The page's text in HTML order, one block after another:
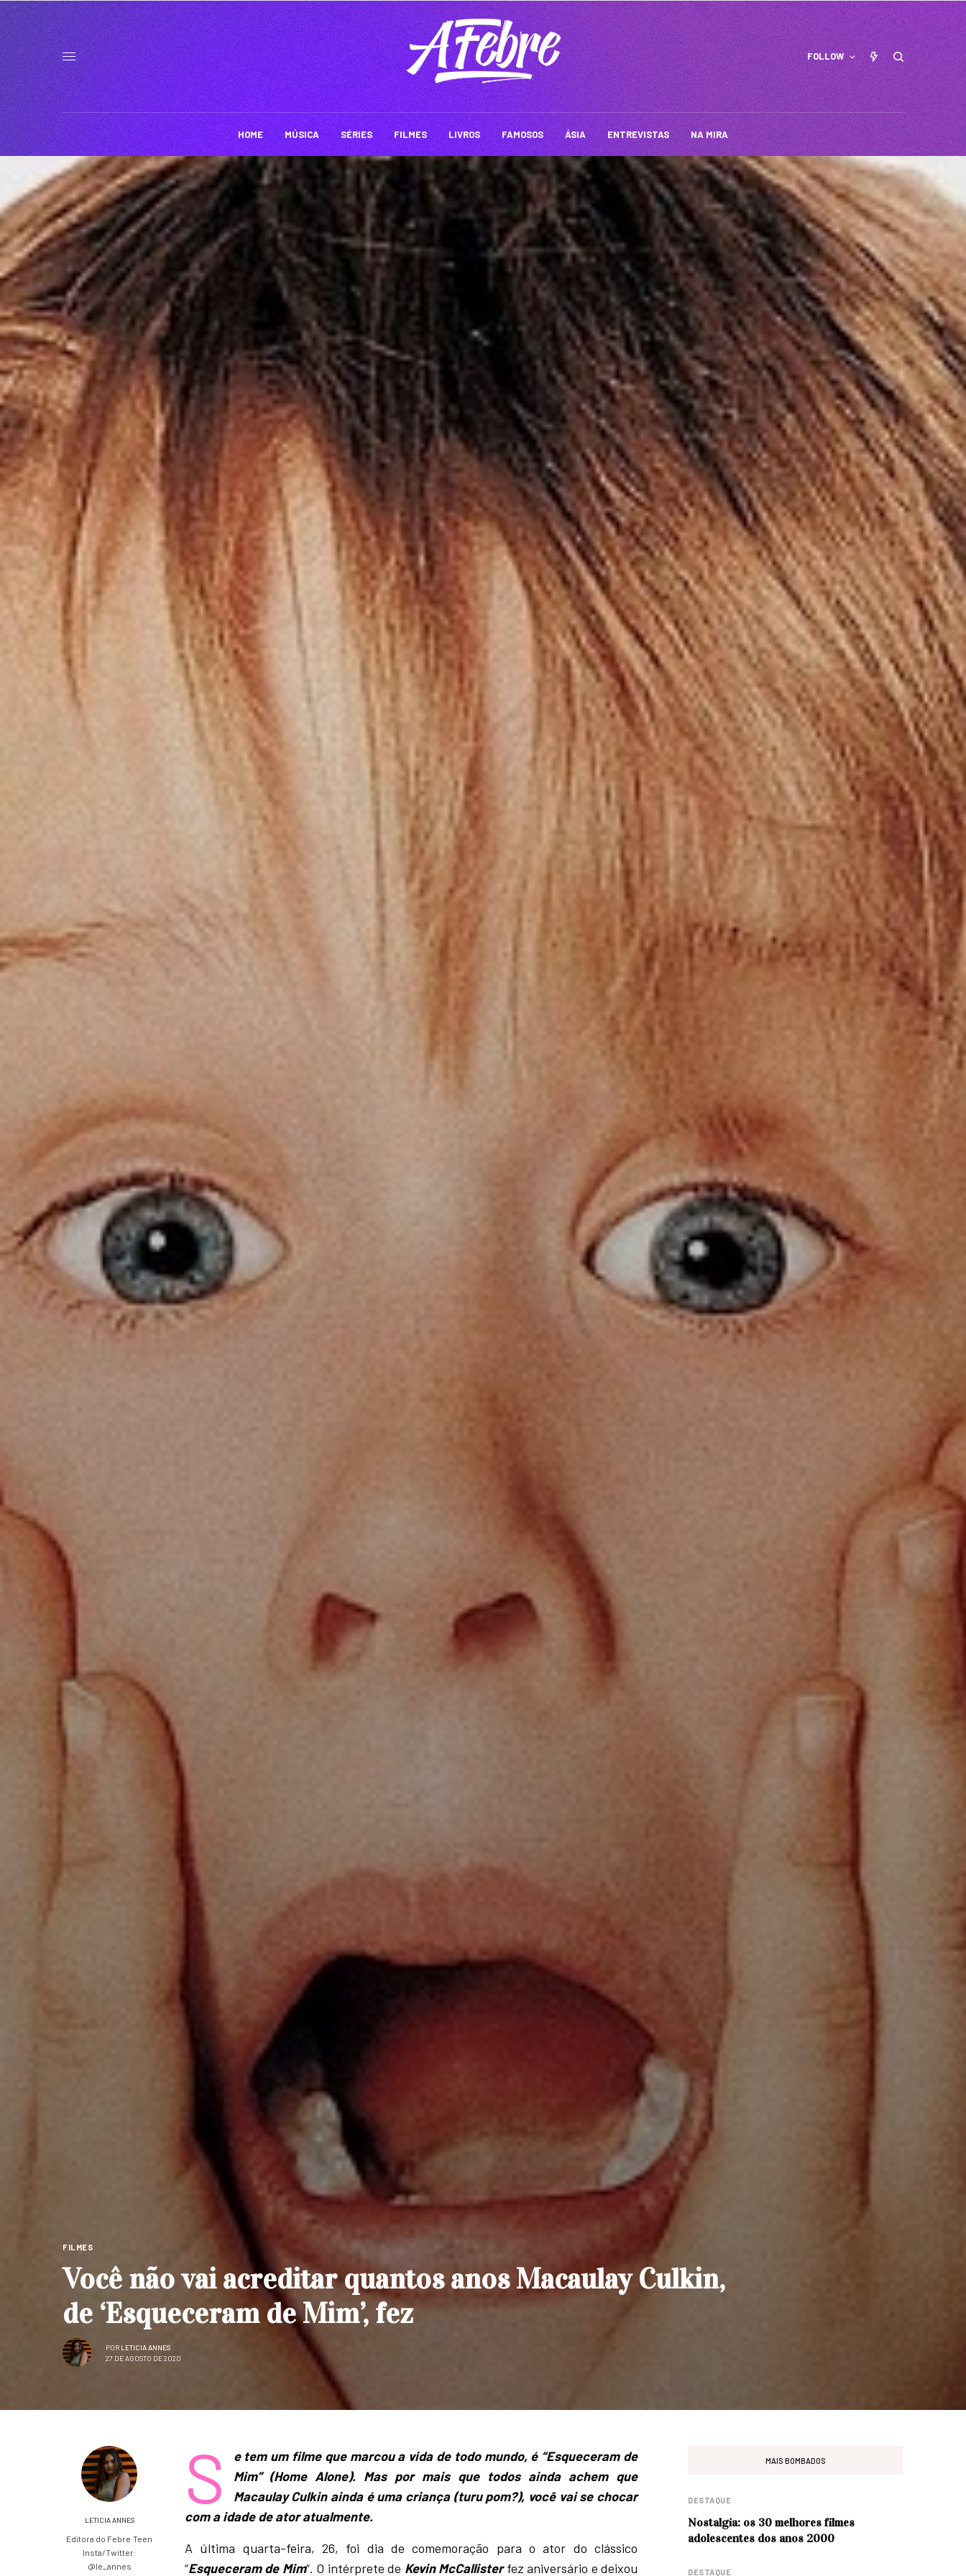
FOLLOW
HOME MÚSICA SÉRIES FILMES LIVROS FAMOSOS ÁSIA ENTREVISTAS NA MIRA
FILMES
Você não vai acreditar quantos anos Macaulay Culkin,
de ‘Esqueceram de Mim’, fez
POR LETICIA ANNES
27 DE AGOSTO DE 2020
LETICIA ANNES
Editora do Febre Teen
Insta/Twitter:
@le_annes
S
e tem um filme que marcou a vida de todo mundo, é “Esqueceram de
Mim” (Home Alone). Mas por mais que todos ainda achem que
Macaulay Culkin ainda é uma criança (turu pom?), você vai se chocar
com a idade de ator atualmente.
A última quarta-feira, 26, foi dia de comemoração para o ator do clássico
“Esqueceram de Mim“. O intérprete de Kevin McCallisterfez aniversário e deixou
MAIS BOMBADOS
DESTAQUE
Nostalgia: os 30 melhores filmes
adolescentes dos anos 2000
DESTAQUE